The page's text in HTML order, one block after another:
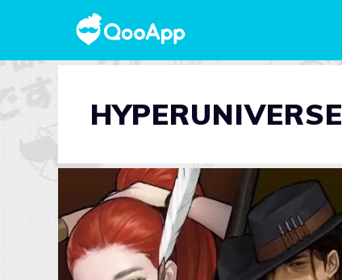
HYPERUNIVERSE